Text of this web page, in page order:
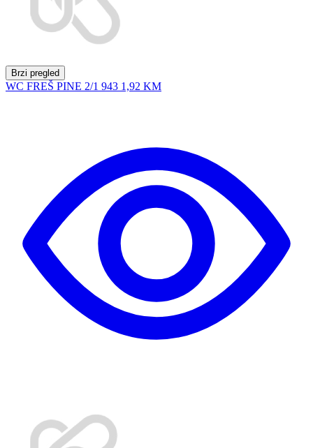
Brzi pregled
WC FREŠ PINE 2/1 943 1,92 KM